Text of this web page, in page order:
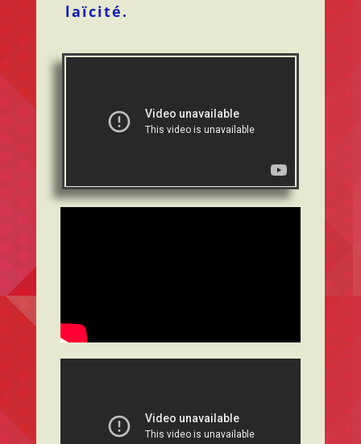
laïcité.